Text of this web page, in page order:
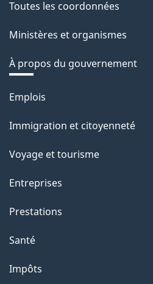
Toutes les coordonnées
Ministères et organismes
À propos du gouvernement
Thèmes
sujets
Emplois
Immigration et citoyenneté
Voyage et tourisme
Entreprises
Prestations
Santé
Impôts